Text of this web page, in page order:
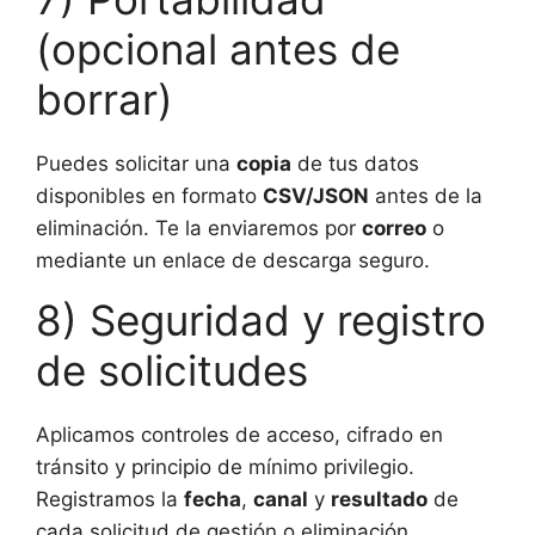
(opcional antes de
borrar)
Puedes solicitar una copia de tus datos
disponibles en formato CSV/JSON antes de la
eliminación. Te la enviaremos por correo o
mediante un enlace de descarga seguro.
8) Seguridad y registro
de solicitudes
Aplicamos controles de acceso, cifrado en
tránsito y principio de mínimo privilegio.
Registramos la fecha, canal y resultado de